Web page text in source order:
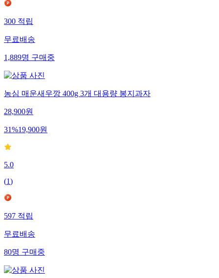
300 적립
무료배송
1,889명 구매중
농심 매운새우깡 400g 3개 대용량 봉지과자
28,900원
31%19,900원
5.0
(1)
597 적립
무료배송
80명 구매중